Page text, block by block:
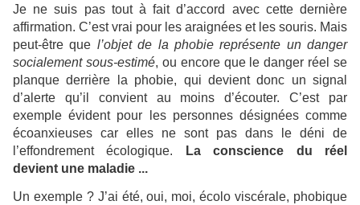
Je ne suis pas tout à fait d’accord avec cette dernière
affirmation. C’est vrai pour les araignées et les souris. Mais
peut-être que l’objet de la phobie représente un danger
socialement sous-estimé, ou encore que le danger réel se
planque derrière la phobie, qui devient donc un signal
d’alerte qu’il convient au moins d’écouter. C’est par
exemple évident pour les personnes désignées comme
écoanxieuses car elles ne sont pas dans le déni de
l’effondrement écologique.
La conscience du réel
devient une maladie ...
Un exemple ? J’ai été, oui, moi, écolo viscérale, phobique